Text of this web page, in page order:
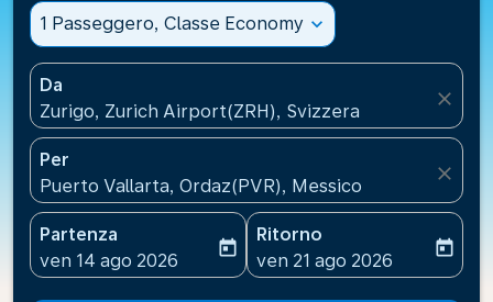
1 Passeggero, Classe Economy expand_more
Da
Zurigo, Zurich Airport(ZRH), Svizzera
close
Per
Puerto Vallarta, Ordaz(PVR), Messico
close
Partenza
fc-booking-departure-date-aria-label
ven 14 ago 2026
today
Ritorno
fc-booking-return-date-
ven 21 ago 2026
today